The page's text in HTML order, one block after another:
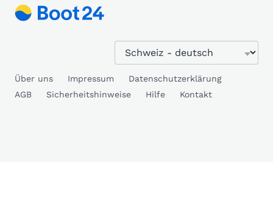
Über uns Impressum
Datenschutzerklärung
AGB
Sicherheitshinweise Hilfe Kontakt